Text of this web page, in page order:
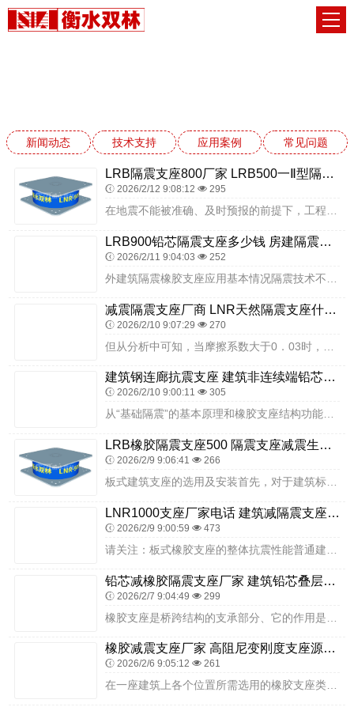
新闻动态 技术支持 应用案例 常见问题
LRB隔震支座800厂家 LRB500一Ⅱ型隔震支座源头工厂 高阻尼橡胶支座(HDR)厂家电话
2026/2/12 9:08:12 295
LRB900铅芯隔震支座多少钱 房建隔震层支座源头工厂 隔震支座LNR1300-II源头工厂
2026/2/11 9:04:03 252
减震隔震支座厂商 LNR天然隔震支座什么价格 LNR800支座厂家电话
2026/2/10 9:07:29 270
建筑钢连廊抗震支座 建筑非连续端铅芯隔震支座厂家 LNR隔震支座D420源头工厂
2026/2/10 9:00:11 305
从“基础隔震”的基本原理和橡胶支座结构功能分析可知，建筑隔震橡胶支座隔震的基本原理是在建筑物或构筑物基底或某个位置上设置橡胶支座，利用橡胶支座水平柔性的隔震层，...
LRB橡胶隔震支座500 隔震支座减震生产厂家 建筑橡胶隔震支座LNRD420厂家
2026/2/9 9:06:41 266
LNR1000支座厂家电话 建筑减隔震支座厂家 HDR900高阻尼橡胶隔震支座多少钱
2026/2/9 9:00:59 473
铅芯减橡胶隔震支座厂家 建筑铅芯叠层橡胶隔震支座厂家 建筑摩擦隔震支座生产厂家一套生产厂家
2026/2/7 9:04:49 299
橡胶减震支座厂家 高阻尼变刚度支座源头工厂 LRB隔震支座1100生产厂家
2026/2/6 9:05:12 261
在一座建筑上各个位置所需选用的橡胶支座类型主要取决于下列因素:竖向荷载；水平荷载；位移要求；转动要求；建筑的结构型式；建筑墩台和上部构造的尺寸；各支点所需橡胶支...